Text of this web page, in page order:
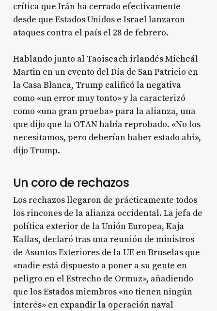
crítica que Irán ha cerrado efectivamente
desde que Estados Unidos e Israel lanzaron
ataques contra el país el 28 de febrero.
Hablando junto al Taoiseach irlandés Micheál
Martin en un evento del Día de San Patricio en
la Casa Blanca, Trump calificó la negativa
como «un error muy tonto» y la caracterizó
como «una gran prueba» para la alianza, una
que dijo que la OTAN había reprobado. «No los
necesitamos, pero deberían haber estado ahí»,
dijo Trump.
Un coro de rechazos
Los rechazos llegaron de prácticamente todos
los rincones de la alianza occidental. La jefa de
política exterior de la Unión Europea, Kaja
Kallas, declaró tras una reunión de ministros
de Asuntos Exteriores de la UE en Bruselas que
«nadie está dispuesto a poner a su gente en
peligro en el Estrecho de Ormuz», añadiendo
que los Estados miembros «no tienen ningún
interés» en expandir la operación naval